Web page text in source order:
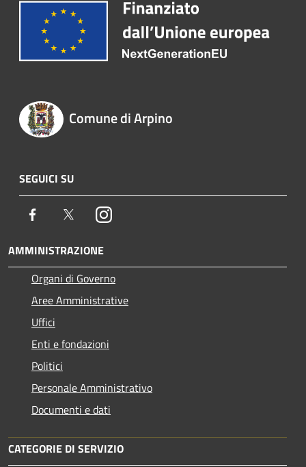
Comune di Arpino
SEGUICI SU
Facebook TwitterInstagram
AMMINISTRAZIONE
Organi di Governo
Aree Amministrative
Uffici
Enti e fondazioni
Politici
Personale Amministrativo
Documenti e dati
CATEGORIE DI SERVIZIO